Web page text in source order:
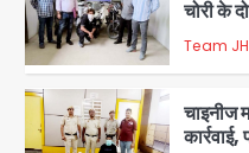
3
चोरी के
Team
चाइनीज
कार्रवाई,